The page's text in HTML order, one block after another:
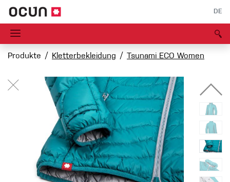
DE
Produkte Kletterbekleidung Tsunami ECO Women